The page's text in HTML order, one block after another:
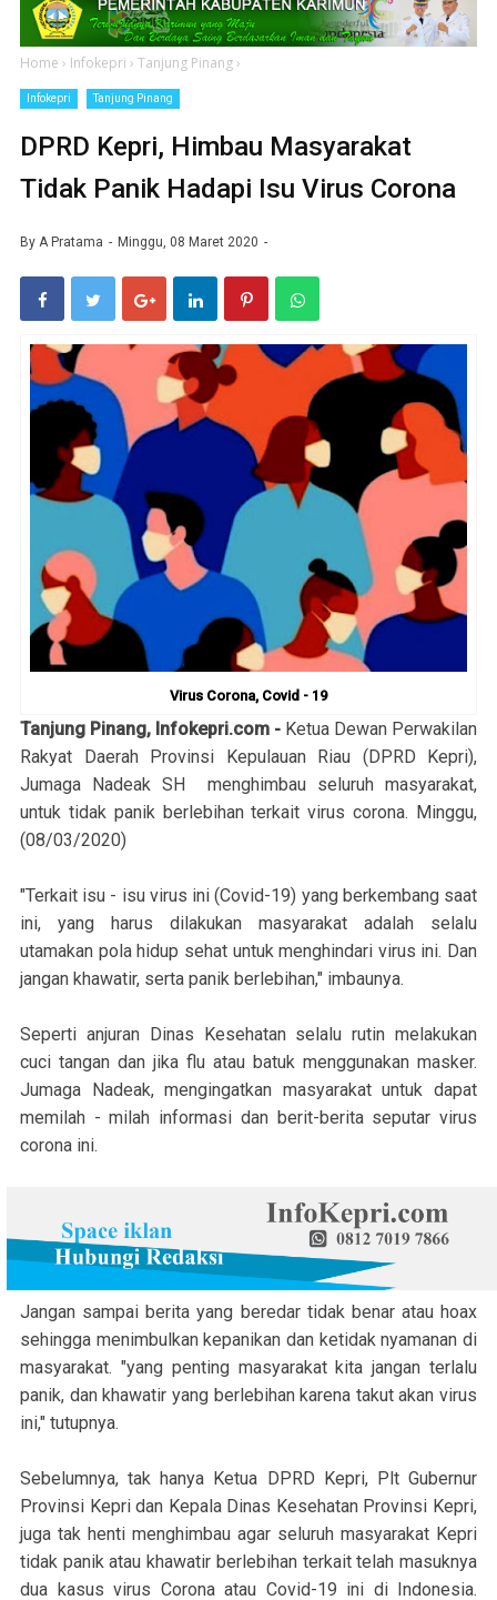
Home › Infokepri › Tanjung Pinang›
Infokepri Tanjung Pinang
DPRD Kepri, Himbau Masyarakat
Tidak Panik Hadapi Isu Virus Corona
By A Pratama Minggu, 08 Maret 2020
Virus Corona, Covid - 19
Tanjung Pinang, Infokepri.com - Ketua Dewan Perwakilan
Rakyat Daerah Provinsi Kepulauan Riau (DPRD Kepri),
Jumaga Nadeak SH menghimbau seluruh masyarakat,
untuk tidak panik berlebihan terkait virus corona. Minggu,
(08/03/2020)
"Terkait isu - isu virus ini (Covid-19) yang berkembang saat
ini, yang harus dilakukan masyarakat adalah selalu
utamakan pola hidup sehat untuk menghindari virus ini. Dan
jangan khawatir, serta panik berlebihan," imbaunya.
Seperti anjuran Dinas Kesehatan selalu rutin melakukan
cuci tangan dan jika flu atau batuk menggunakan masker.
Jumaga Nadeak, mengingatkan masyarakat untuk dapat
memilah - milah informasi dan berit-berita seputar virus
corona ini.
Jangan sampai berita yang beredar tidak benar atau hoax
sehingga menimbulkan kepanikan dan ketidak nyamanan di
masyarakat. "yang penting masyarakat kita jangan terlalu
panik, dan khawatir yang berlebihan karena takut akan virus
ini," tutupnya.
Sebelumnya, tak hanya Ketua DPRD Kepri, Plt Gubernur
Provinsi Kepri dan Kepala Dinas Kesehatan Provinsi Kepri,
juga tak henti menghimbau agar seluruh masyarakat Kepri
tidak panik atau khawatir berlebihan terkait telah masuknya
dua kasus virus Corona atau Covid-19 ini di Indonesia.